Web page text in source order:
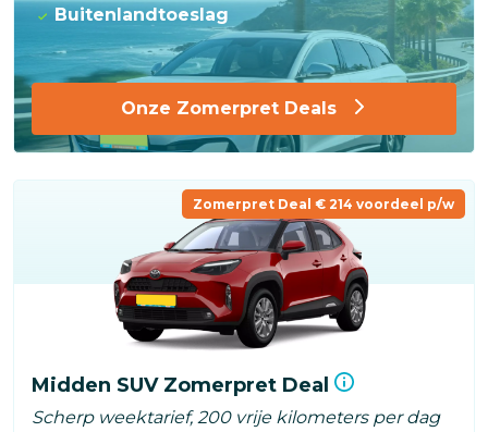
Buitenlandtoeslag
Onze Zomerpret Deals
Zomerpret Deal € 214 voordeel p/w
Midden SUV Zomerpret Deal
Scherp weektarief, 200 vrije kilometers per dag